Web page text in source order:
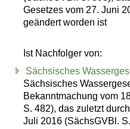
Gesetzes vom 27. Juni
geändert worden ist
Ist Nachfolger von:
Sächsisches
Sächsisches
Bekanntmachung vom
S. 482), das zuletzt
Juli 2016 (SächsGVBl.